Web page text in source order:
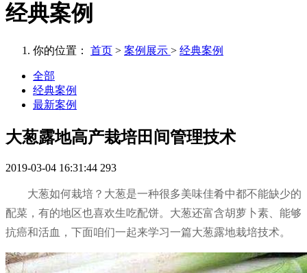
经典案例
你的位置： 首页 > 案例展示 > 经典案例
全部
经典案例
最新案例
大葱露地高产栽培田间管理技术
2019-03-04 16:31:44 293
大葱如何栽培？大葱是一种很多美味佳肴中都不能缺少的
配菜，有的地区也喜欢生吃配饼。大葱还富含胡萝卜素、能够
抗癌和活血，下面咱们一起来学习一篇大葱露地栽培技术。